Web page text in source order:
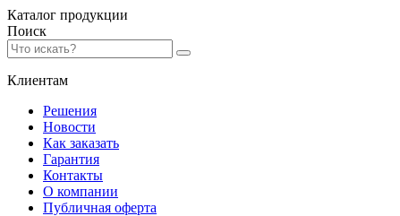
Каталог продукции
Поиск
Клиентам
Решения
Новости
Как заказать
Гарантия
Контакты
О компании
Публичная оферта